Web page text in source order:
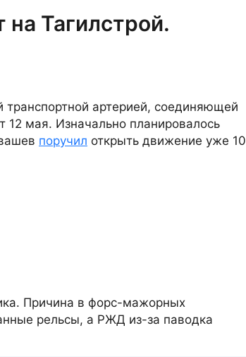
Тагилстрой.
транспортной артерией, соединяющей
12 мая. Изначально планировалось
поручил открыть движение уже 10
Причина в форс-мажорных
рельсы, а РЖД из-за паводка